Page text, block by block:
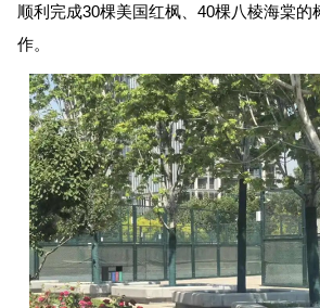
顺利完成30棵美国红枫、40棵八棱海棠的
作。